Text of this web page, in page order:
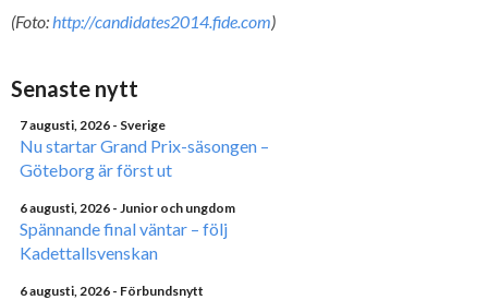
(Foto:http://candidates2014.fide.com)
Senaste nytt
7 augusti, 2026 - Sverige
Nu startar Grand Prix-säsongen –
Göteborg är först ut
6 augusti, 2026 - Junior och ungdom
Spännande final väntar – följ
Kadettallsvenskan
6 augusti, 2026 - Förbundsnytt